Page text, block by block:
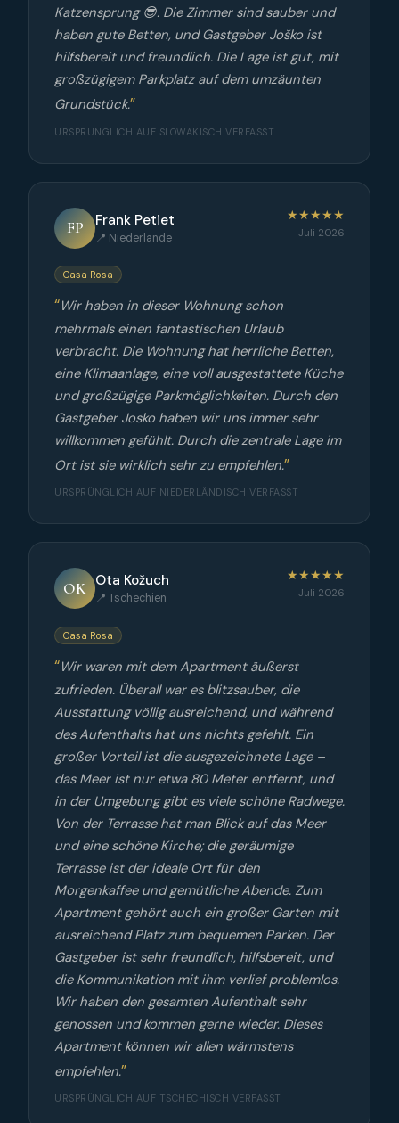
Katzensprung 😎. Die Zimmer sind sauber und
haben gute Betten, und Gastgeber Joško ist
hilfsbereit und freundlich. Die Lage ist gut, mit
großzügigem Parkplatz auf dem umzäunten
Grundstück.
URSPRÜNGLICH AUF SLOWAKISCH VERFASST
FP Frank Petiet
📍 Niederlande
★★★★★
Juli 2026
Casa Rosa
Wir haben in dieser Wohnung schon
mehrmals einen fantastischen Urlaub
verbracht. Die Wohnung hat herrliche Betten,
eine Klimaanlage, eine voll ausgestattete Küche
und großzügige Parkmöglichkeiten. Durch den
Gastgeber Josko haben wir uns immer sehr
willkommen gefühlt. Durch die zentrale Lage im
Ort ist sie wirklich sehr zu empfehlen.
URSPRÜNGLICH AUF NIEDERLÄNDISCH VERFASST
OK Ota Kožuch
📍 Tschechien
★★★★★
Juli 2026
Casa Rosa
Wir waren mit dem Apartment äußerst
zufrieden. Überall war es blitzsauber, die
Ausstattung völlig ausreichend, und während
des Aufenthalts hat uns nichts gefehlt. Ein
großer Vorteil ist die ausgezeichnete Lage –
das Meer ist nur etwa 80 Meter entfernt, und
in der Umgebung gibt es viele schöne Radwege.
Von der Terrasse hat man Blick auf das Meer
und eine schöne Kirche; die geräumige
Terrasse ist der ideale Ort für den
Morgenkaffee und gemütliche Abende. Zum
Apartment gehört auch ein großer Garten mit
ausreichend Platz zum bequemen Parken. Der
Gastgeber ist sehr freundlich, hilfsbereit, und
die Kommunikation mit ihm verlief problemlos.
Wir haben den gesamten Aufenthalt sehr
genossen und kommen gerne wieder. Dieses
Apartment können wir allen wärmstens
empfehlen.
URSPRÜNGLICH AUF TSCHECHISCH VERFASST